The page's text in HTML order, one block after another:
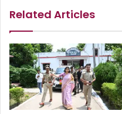
Related Articles